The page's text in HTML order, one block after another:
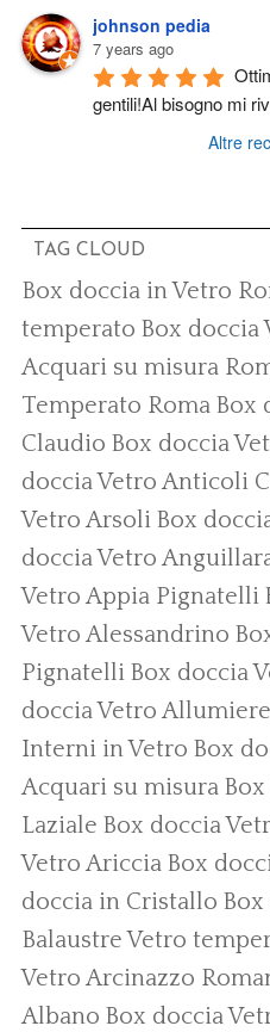
johnson pedia
7 years ago
gentili!Al bisogno mi
Altre
TAG CLOUD
Box doccia in Vetro
temperato Box doccia
Acquari su misura
Temperato Roma Box
Claudio Box doccia
doccia Vetro Anticoli
Vetro Arsoli Box
doccia Vetro
Vetro Appia Pignatelli
Vetro Alessandrino
Pignatelli Box doccia
doccia Vetro Allumiere
Interni in Vetro Box
Acquari su misura
Laziale Box doccia
Vetro Ariccia Box
doccia in Cristallo
Balaustre Vetro
Vetro Arcinazzo
Albano Box doccia